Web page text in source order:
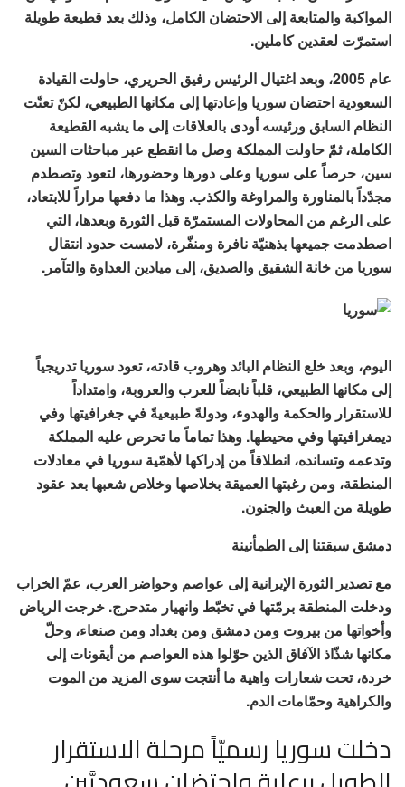
المواكبة والمتابعة إلى الاحتضان الكامل، وذلك بعد قطيعة طويلة
استمرّت لعقدين كاملين.
عام 2005، وبعد اغتيال الرئيس رفيق الحريري، حاولت القيادة
السعودية احتضان سوريا وإعادتها إلى مكانها الطبيعي، لكنّ تعنّت
النظام السابق ورئيسه أودى بالعلاقات إلى ما يشبه القطيعة
الكاملة، ثمّ حاولت المملكة وصل ما انقطع عبر مباحثات السين
سين، حرصاً على سوريا وعلى دورها وحضورها، لتعود وتصطدم
مجدّداً بالمناورة والمراوغة والكذب. وهذا ما دفعها مراراً للابتعاد،
على الرغم من المحاولات المستمرّة قبل الثورة وبعدها، التي
اصطدمت جميعها بذهنيّة نافرة ومنفّرة، لامست حدود انتقال
سوريا من خانة الشقيق والصديق، إلى ميادين العداوة والتآمر.
اليوم، وبعد خلع النظام البائد وهروب قادته، تعود سوريا تدريجياً
إلى مكانها الطبيعي، قلباً نابضاً للعرب والعروبة، وامتداداً
للاستقرار والحكمة والهدوء، ودولةً طبيعيةً في جغرافيتها وفي
ديمغرافيتها وفي محيطها. وهذا تماماً ما تحرص عليه المملكة
وتدعمه وتسانده، انطلاقاً من إدراكها لأهمّية سوريا في معادلات
المنطقة، ومن رغبتها العميقة بخلاصها وخلاص شعبها بعد عقود
طويلة من العبث والجنون.
دمشق سبقتنا إلى الطمأنينة
مع تصدير الثورة الإيرانية إلى عواصم وحواضر العرب، عمّ الخراب
ودخلت المنطقة برمّتها في تخبّط وانهيار متدحرج. خرجت الرياض
وأخواتها من بيروت ومن دمشق ومن بغداد ومن صنعاء، وحلّ
مكانها شذّاذ الآفاق الذين حوّلوا هذه العواصم من أيقونات إلى
خردة، تحت شعارات واهية ما أنتجت سوى المزيد من الموت
والكراهية وحمّامات الدم.
دخلت سوريا رسميّاً مرحلة الاستقرار